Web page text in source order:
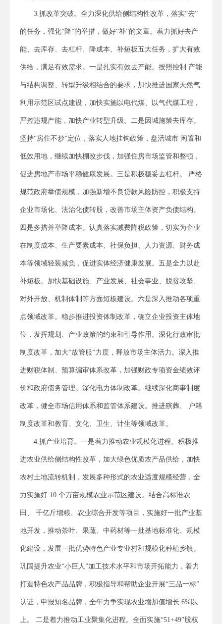
3.抓改革突破。全力深化供给侧结构性改革，落实“去”
的任务，强化“降”的举措，做好“补”的文章。着力抓好去产
能、去库存、去杠杆、降成本、补短板五大任务，扩大有效
供给，满足有效需求。一是扎实有效去产能。按照控制 产能
与结构调整、转型升级相结合的要求，加快推进国家天然气
利用示范区试点建设，加快实施以电代煤、以气代煤工程，
严控违规产能，加快产业转型升级。二是因城施策去库存。
坚持“房住不炒”定位，落实人地挂钩政策，盘活城市 闲置和
低效用地，继续加快棚改步伐，加强住房市场监管和整顿，
促进房地产市场平稳健康发展。三是积极稳妥去杠杆。 严格
规范政府举债规模，加强新增不良贷款风险防控，积极支持
企业市场化、法治化债转股，改善市场主体资产负债结构。
四是多措并举降成本。认真落实减费降税政策，切实为企业
在制度成本、生产要素成本、社保负担、人力资源、财务成
本等领域轻装减负，促进实体经济健康发展。五是全力以赴
补短板。加快基础设施、产业发展、社会事业、脱贫攻坚、
对外开放、机制体制等方面短板建设。六是深入推动各项重
点领域改革。稳步推进投资体制改革，确立企业投资主体地
位，发挥规划、产业政策的约束和引导作用。深化行政审批
制度改革，加大“放管服”力度，释放市场主体活力。深入推
进财税体制、预算编审体系改革，加强财政专项资金绩效评
价和政府债务管理。深化电力体制改革。继续深化商事制度
改革，健全市场信用体系和监管体系建设。推进殡葬、 户籍
制度改革和教育、文化、卫生、计生等领域改革。
4.抓产业培育。一是着力推动农业规模化进程。积极推
进农业供给侧结构性改革，加大绿色优质农产品供给，加快
农村土地流转机制，发展多种形式的农业适度规模经营，全
力实施好 10 个万亩规模农业示范区建设。结合高标准农
田、 千亿斤增粮、农业综合开发等项目，实施好一批产业基
地开发，推动茶叶、果蔬、中药材等一批基地标准化、规模
化建设，发展一批优势特色产业专业村和规模化种植乡镇。
巩固提升农业“小巨人”加工技术水平和市场开拓能力，着力
打造特色农产品品牌，积极指导和帮助企业开展“三品一标”
认证，申报知名品牌，全年力争实现农业增加值增长 6%以
上。 二是着力推动工业聚集化进程。全面实施“51+49”股权